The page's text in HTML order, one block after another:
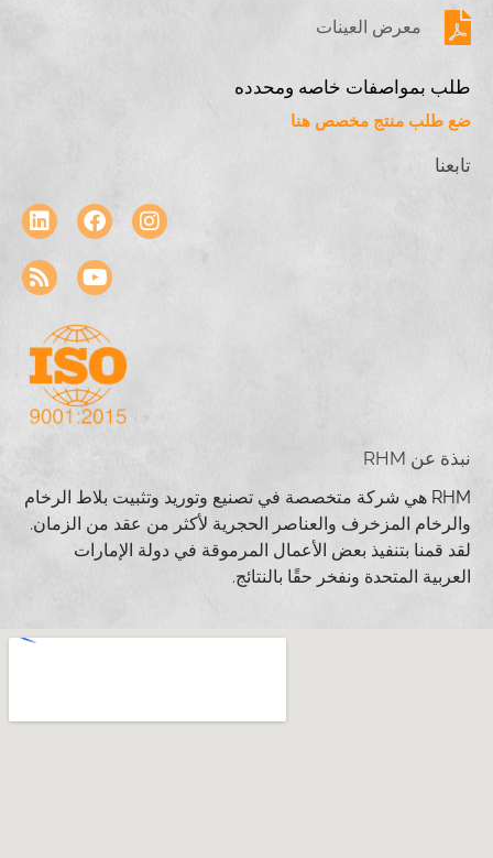
معرض العينات
طلب بمواصفات خاصه ومحدده
ضع طلب منتج مخصص هنا
تابعنا
نبذة عن RHM
RHM هي شركة متخصصة في تصنيع وتوريد وتثبيت بلاط الرخام
والرخام المزخرف والعناصر الحجرية لأكثر من عقد من الزمان.
لقد قمنا بتنفيذ بعض الأعمال المرموقة في دولة الإمارات
العربية المتحدة ونفخر حقًا بالنتائج.